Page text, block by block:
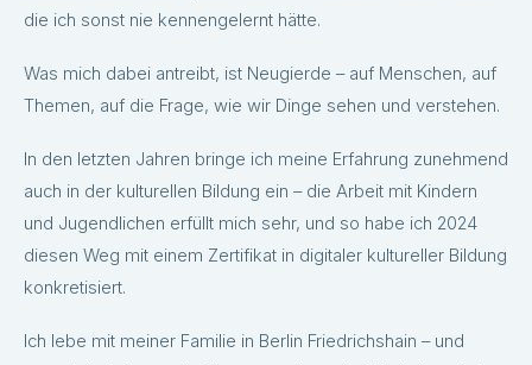
die ich sonst nie kennengelernt hätte.
Was mich dabei antreibt, ist Neugierde – auf Menschen, auf
Themen, auf die Frage, wie wir Dinge sehen und verstehen.
In den letzten Jahren bringe ich meine Erfahrung zunehmend
auch in der kulturellen Bildung ein – die Arbeit mit Kindern
und Jugendlichen erfüllt mich sehr, und so habe ich 2024
diesen Weg mit einem Zertifikat in digitaler kultureller Bildung
konkretisiert.
Ich lebe mit meiner Familie in Berlin Friedrichshain – und